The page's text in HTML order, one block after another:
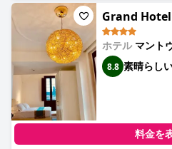
客室は、モダンなデザイン、快適
印象的です。最近改装された客室
庫、スリッパ、ヘアドライヤーな
わっています。一部のゲストは、
しましたが、ほとんどのゲストは
ると感じています。
清潔さは際立った特徴であり、ゲ
と手入れの行き届いた施設を頻繁
個々の客室からホテル全体に及び
出しています。
Grand
ホテル マント
8.8 素晴らし
料金を